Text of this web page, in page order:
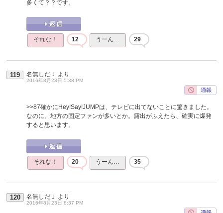
多くて？？です。
それな！ 12 うーん… 29
119 名無しだＪ より
2016年8月23日 5:38 PM
>>87確かにHey!Say!JUMPは、テレビに出てないことに驚きました。
なのに、地方の固定ファンが多いとか。露出がふえたら、確実に爆発
すると思います。
それな！ 20 うーん… 35
120 名無しだＪ より
2016年8月23日 8:37 PM